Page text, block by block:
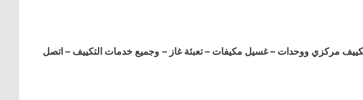
مركزي ووحدات – غسيل مكيفات – تعبئة غاز – وجميع خدمات التكييف – اتصل